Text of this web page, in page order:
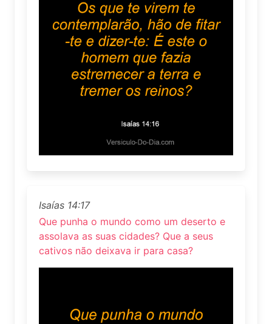
Isaías 14:17
Que punha o mundo como um deserto e
assolava as suas cidades? Que a seus
cativos não deixava ir para casa?